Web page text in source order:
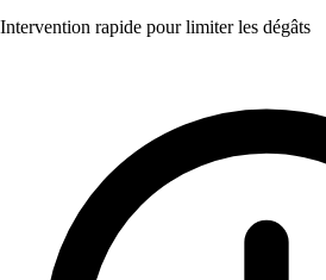
Intervention rapide pour limiter les dégâts